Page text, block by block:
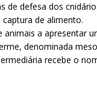
de defesa dos
de alimento.
a apresentar
denominada
recebe o